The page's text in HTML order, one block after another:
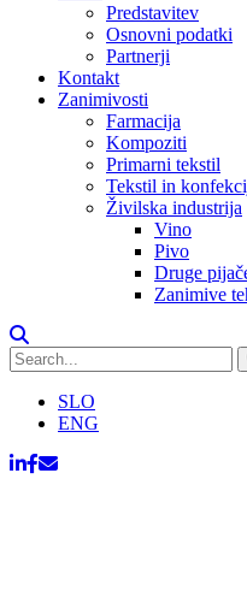
Predstavitev
Osnovni podatki
Partnerji
Kontakt
Zanimivosti
Farmacija
Kompoziti
Primarni tekstil
Tekstil in
Živilska industrija
Vino
Pivo
Druge
Zanimive
SLO
ENG